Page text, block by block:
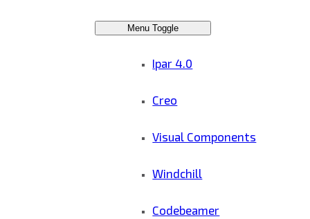
Menu Toggle
Ipar 4.0
Creo
Visual Components
Windchill
Codebeamer